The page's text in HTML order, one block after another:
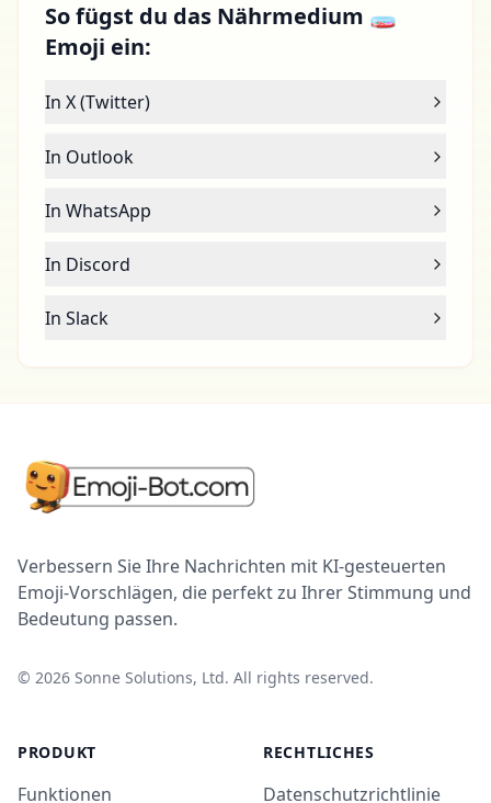
So fügst du das Nährmedium 🧫
Emoji ein:
In X (Twitter)
In Outlook
In WhatsApp
In Discord
In Slack
Verbessern Sie Ihre Nachrichten mit KI-gesteuerten
Emoji-Vorschlägen, die perfekt zu Ihrer Stimmung und
Bedeutung passen.
© 2026 Sonne Solutions, Ltd. All rights reserved.
PRODUKT
Funktionen
RECHTLICHES
Datenschutzrichtlinie